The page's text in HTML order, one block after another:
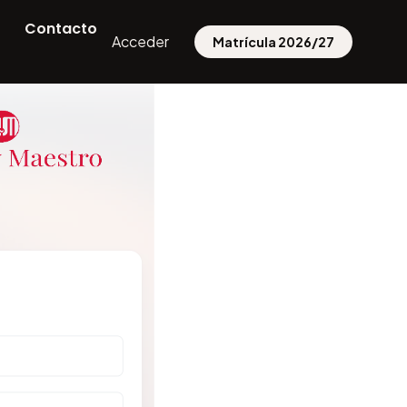
Contacto
Acceder Matrícula 2026/27